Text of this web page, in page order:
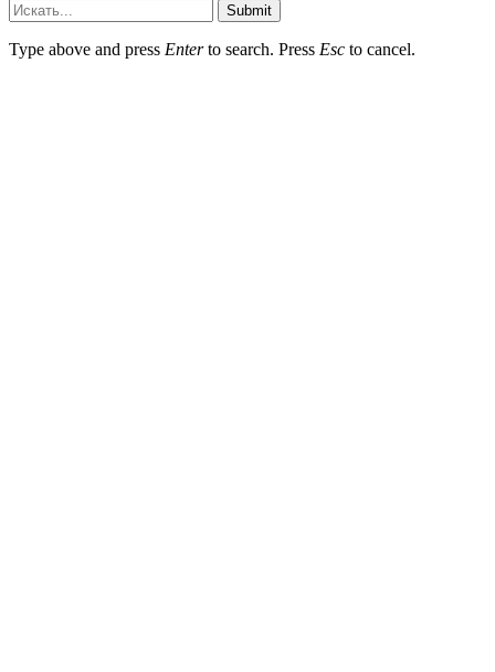
Submit
Type above and press Enterto search. Press Esc to cancel.